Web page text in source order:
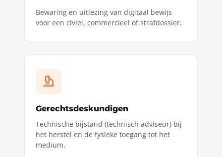
Bewaring en uitlezing van digitaal bewijs
voor een civiel, commercieel of strafdossier.
Gerechtsdeskundigen
Technische bijstand (technisch adviseur) bij
het herstel en de fysieke toegang tot het
medium.